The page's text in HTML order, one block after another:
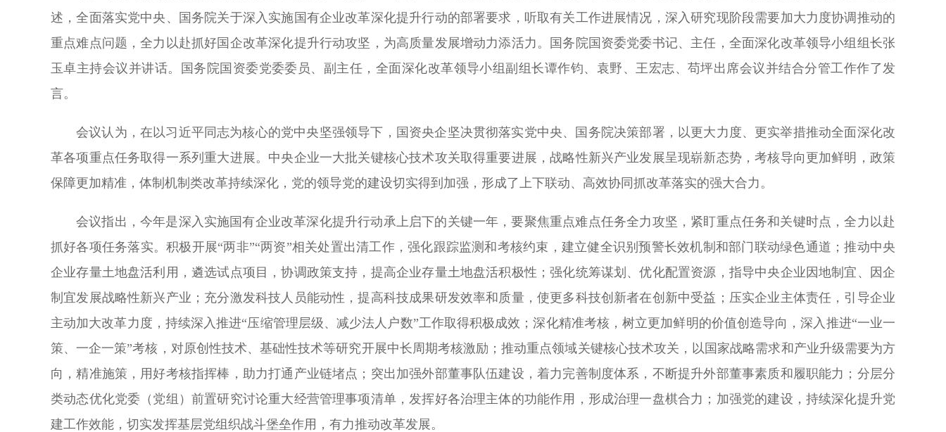
述，全面落实党中央、国务院关于深入实施国有企业改革深化提升行动的部署要求，听取有关工作进展情况，深入研究现阶段需要加大力度协调推动的
重点难点问题，全力以赴抓好国企改革深化提升行动攻坚，为高质量发展增动力添活力。国务院国资委党委书记、主任，全面深化改革领导小组组长张
玉卓主持会议并讲话。国务院国资委党委委员、副主任，全面深化改革领导小组副组长谭作钧、袁野、王宏志、苟坪出席会议并结合分管工作作了发
言。
会议认为，在以习近平同志为核心的党中央坚强领导下，国资央企坚决贯彻落实党中央、国务院决策部署，以更大力度、更实举措推动全面深化改
革各项重点任务取得一系列重大进展。中央企业一大批关键核心技术攻关取得重要进展，战略性新兴产业发展呈现崭新态势，考核导向更加鲜明，政策
保障更加精准，体制机制类改革持续深化，党的领导党的建设切实得到加强，形成了上下联动、高效协同抓改革落实的强大合力。
会议指出，今年是深入实施国有企业改革深化提升行动承上启下的关键一年，要聚焦重点难点任务全力攻坚，紧盯重点任务和关键时点，全力以赴
抓好各项任务落实。积极开展“两非”“两资”相关处置出清工作，强化跟踪监测和考核约束，建立健全识别预警长效机制和部门联动绿色通道；推动中央
企业存量土地盘活利用，遴选试点项目，协调政策支持，提高企业存量土地盘活积极性；强化统筹谋划、优化配置资源，指导中央企业因地制宜、因企
制宜发展战略性新兴产业；充分激发科技人员能动性，提高科技成果研发效率和质量，使更多科技创新者在创新中受益；压实企业主体责任，引导企业
主动加大改革力度，持续深入推进“压缩管理层级、减少法人户数”工作取得积极成效；深化精准考核，树立更加鲜明的价值创造导向，深入推进“一业一
策、一企一策”考核，对原创性技术、基础性技术等研究开展中长周期考核激励；推动重点领域关键核心技术攻关，以国家战略需求和产业升级需要为方
向，精准施策，用好考核指挥棒，助力打通产业链堵点；突出加强外部董事队伍建设，着力完善制度体系，不断提升外部董事素质和履职能力；分层分
类动态优化党委（党组）前置研究讨论重大经营管理事项清单，发挥好各治理主体的功能作用，形成治理一盘棋合力；加强党的建设，持续深化提升党
建工作效能，切实发挥基层党组织战斗堡垒作用，有力推动改革发展。